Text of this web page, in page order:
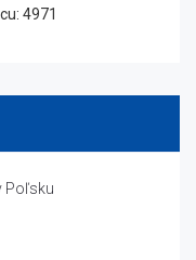
4971
Poľsku